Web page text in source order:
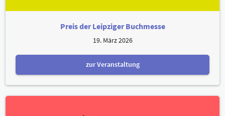
Preis der Leipziger Buchmesse
19. März 2026
zur Veranstaltung